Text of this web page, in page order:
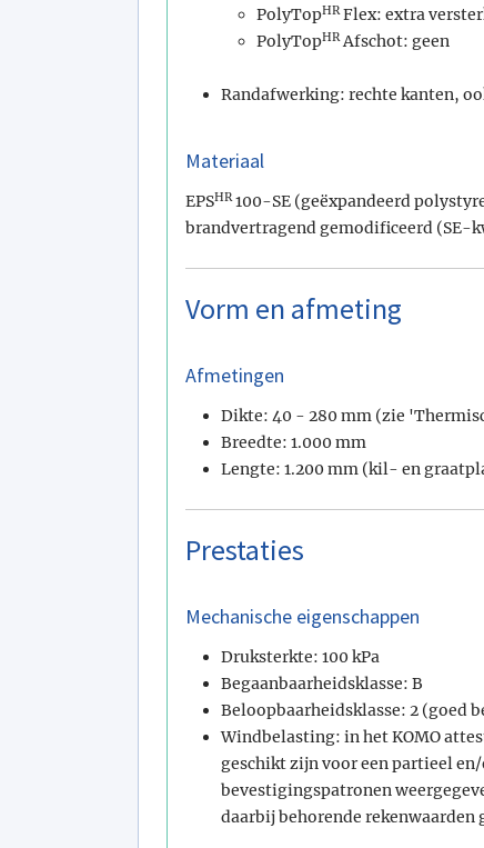
PolyTopHRFlex: extra
PolyTopHRAfschot: geen
Randafwerking: rechte kanten,
Materiaal
EPSHR100-SE (geëxpandeerd
brandvertragend gemodificeerd (SE-
Vorm en afmeting
Afmetingen
Dikte: 40 - 280 mm (zie
Breedte: 1.000 mm
Lengte: 1.200 mm (kil- en
Prestaties
Mechanische eigenschappen
Druksterkte: 100 kPa
Begaanbaarheidsklasse: B
Beloopbaarheidsklasse: 2 (goed
Windbelasting: in het KOMO
geschikt zijn voor een partieel
bevestigingspatronen
daarbij behorende rekenwaarden